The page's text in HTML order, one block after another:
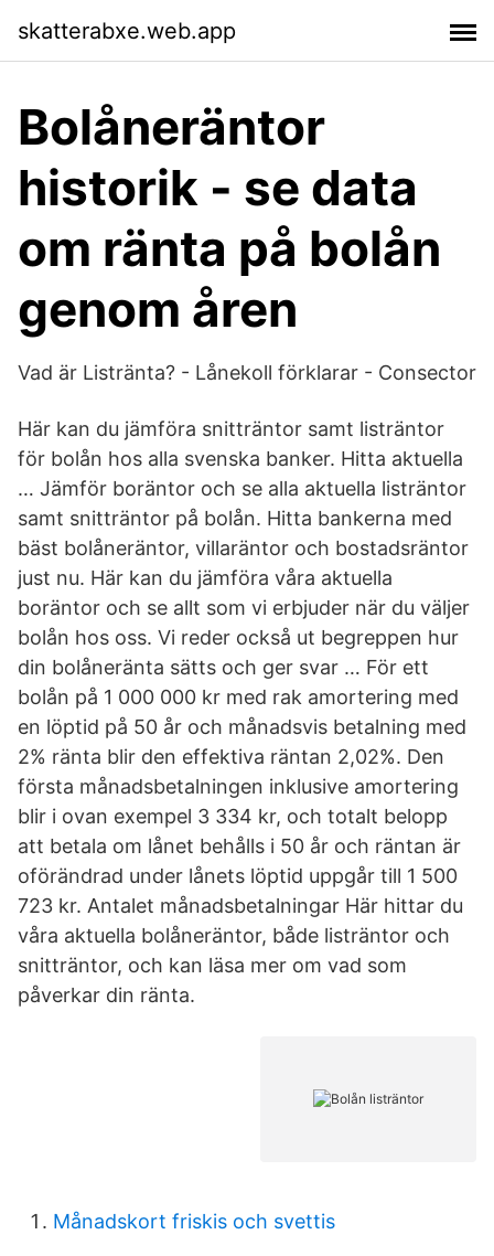
skatterabxe.web.app
Bolåneräntor
historik - se data
om ränta på bolån
genom åren
Vad är Listränta? - Lånekoll förklarar - Consector
Här kan du jämföra snitträntor samt listräntor
för bolån hos alla svenska banker. Hitta aktuella
… Jämför boräntor och se alla aktuella listräntor
samt snitträntor på bolån. Hitta bankerna med
bäst bolåneräntor, villaräntor och bostadsräntor
just nu. Här kan du jämföra våra aktuella
boräntor och se allt som vi erbjuder när du väljer
bolån hos oss. Vi reder också ut begreppen hur
din bolåneränta sätts och ger svar … För ett
bolån på 1 000 000 kr med rak amortering med
en löptid på 50 år och månadsvis betalning med
2% ränta blir den effektiva räntan 2,02%. Den
första månadsbetalningen inklusive amortering
blir i ovan exempel 3 334 kr, och totalt belopp
att betala om lånet behålls i 50 år och räntan är
oförändrad under lånets löptid uppgår till 1 500
723 kr. Antalet månadsbetalningar Här hittar du
våra aktuella bolåneräntor, både listräntor och
snitträntor, och kan läsa mer om vad som
påverkar din ränta.
Månadskort friskis och svettis